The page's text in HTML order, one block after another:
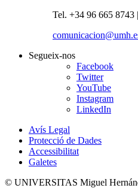
Tel. +34 96 665 8743
Segueix-nos
Facebook
Twitter
YouTube
Instagram
LinkedIn
Avís Legal
Protecció de Dades
Accessibilitat
Galetes
© UNIVERSITAS Miguel